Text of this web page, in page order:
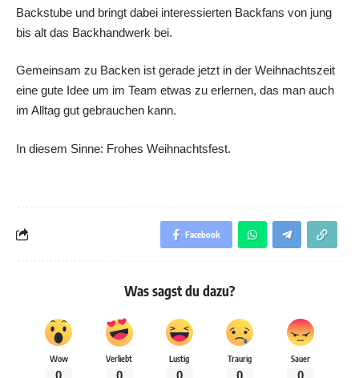
Backstube und bringt dabei interessierten Backfans von jung
bis alt das Backhandwerk bei.
Gemeinsam zu Backen ist gerade jetzt in der Weihnachtszeit
eine gute Idee um im Team etwas zu erlernen, das man auch
im Alltag gut gebrauchen kann.
In diesem Sinne: Frohes Weihnachtsfest.
Facebook
Was sagst du dazu?
Wow Verliebt Lustig Traurig Sauer